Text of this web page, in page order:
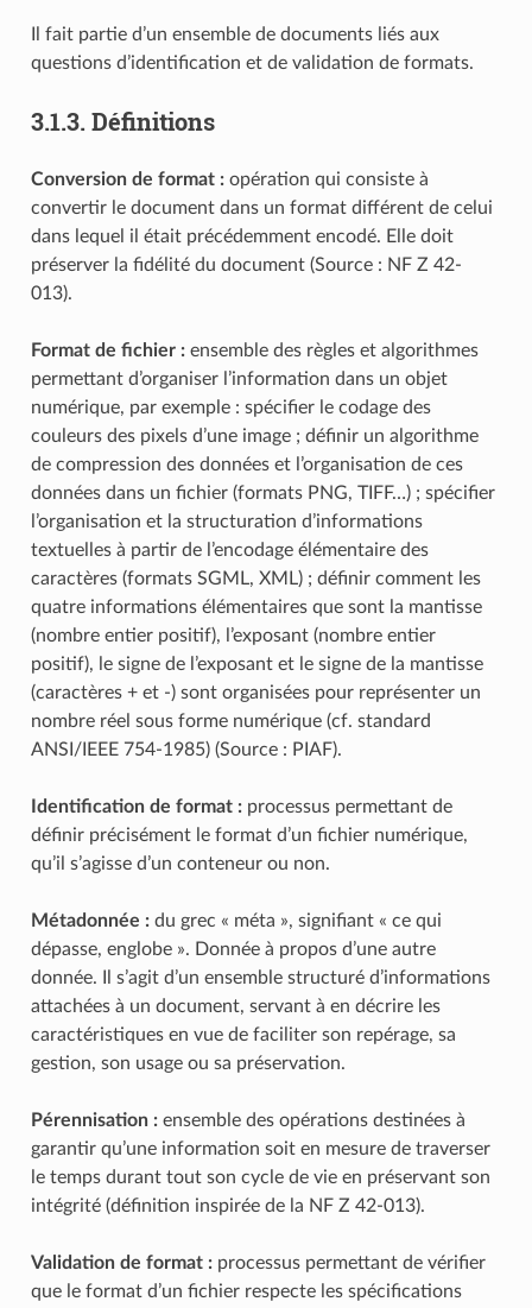
Il fait partie d’un ensemble de documents liés aux
questions d’identification et de validation de formats.
3.1.3. Définitions
Conversion de format :opération qui consiste à
convertir le document dans un format différent de celui
dans lequel il était précédemment encodé. Elle doit
préserver la fidélité du document (Source : NF Z 42-
013).
Format de fichier :ensemble des règles et algorithmes
permettant d’organiser l’information dans un objet
numérique, par exemple : spécifier le codage des
couleurs des pixels d’une image ; définir un algorithme
de compression des données et l’organisation de ces
données dans un fichier (formats PNG, TIFF…) ; spécifier
l’organisation et la structuration d’informations
textuelles à partir de l’encodage élémentaire des
caractères (formats SGML, XML) ; définir comment les
quatre informations élémentaires que sont la mantisse
(nombre entier positif), l’exposant (nombre entier
positif), le signe de l’exposant et le signe de la mantisse
(caractères + et -) sont organisées pour représenter un
nombre réel sous forme numérique (cf. standard
ANSI/IEEE 754-1985) (Source : PIAF).
Identification de format :processus permettant de
définir précisément le format d’un fichier numérique,
qu’il s’agisse d’un conteneur ou non.
Métadonnée :du grec « méta », signifiant « ce qui
dépasse, englobe ». Donnée à propos d’une autre
donnée. Il s’agit d’un ensemble structuré d’informations
attachées à un document, servant à en décrire les
caractéristiques en vue de faciliter son repérage, sa
gestion, son usage ou sa préservation.
Pérennisation :ensemble des opérations destinées à
garantir qu’une information soit en mesure de traverser
le temps durant tout son cycle de vie en préservant son
intégrité (définition inspirée de la NF Z 42-013).
Validation de format :processus permettant de vérifier
que le format d’un fichier respecte les spécifications